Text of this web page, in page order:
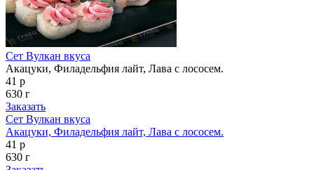
Сет Вулкан вкуса
Акацуки, Филадельфия лайт, Лава с лососем.
41 р
630 г
Заказать
Сет Вулкан вкуса
Акацуки, Филадельфия лайт, Лава с лососем.
41 р
630 г